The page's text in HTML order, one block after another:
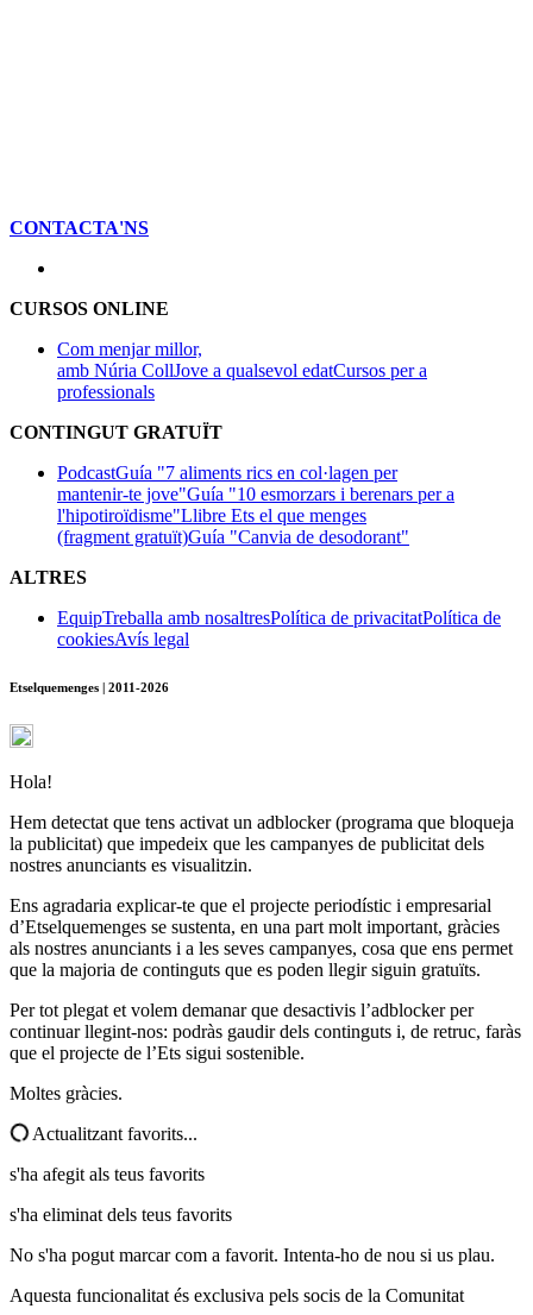
CONTACTA'NS
CURSOS ONLINE
Com menjar millor,
amb Núria CollJove a qualsevol edatCursos per a
professionals
CONTINGUT GRATUÏT
PodcastGuía "7 aliments rics en col·lagen per
mantenir-te jove"Guía "10 esmorzars i berenars per a
l'hipotiroïdisme"Llibre Ets el que menges
(fragment gratuït)Guía "Canvia de desodorant"
ALTRES
EquipTreballa amb nosaltresPolítica de privacitatPolítica de
cookiesAvís legal
Etselquemenges | 2011-2026
Hola!
Hem detectat que tens activat un adblocker (programa que bloqueja
la publicitat) que impedeix que les campanyes de publicitat dels
nostres anunciants es visualitzin.
Ens agradaria explicar-te que el projecte periodístic i empresarial
d’Etselquemenges se sustenta, en una part molt important, gràcies
als nostres anunciants i a les seves campanyes, cosa que ens permet
que la majoria de continguts que es poden llegir siguin gratuïts.
Per tot plegat et volem demanar que desactivis l’adblocker per
continuar llegint-nos: podràs gaudir dels continguts i, de retruc, faràs
que el projecte de l’Ets sigui sostenible.
Moltes gràcies.
Actualitzant favorits...
s'ha afegit als teus favorits
s'ha eliminat dels teus favorits
No s'ha pogut marcar com a favorit. Intenta-ho de nou si us plau.
Aquesta funcionalitat és exclusiva pels socis de la Comunitat